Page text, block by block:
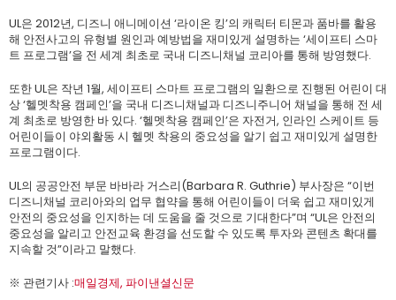
UL은 2012년, 디즈니 애니메이션 ‘라이온 킹’의 캐릭터 티몬과 품바를 활용
해 안전사고의 유형별 원인과 예방법을 재미있게 설명하는 ‘세이프티 스마
트 프로그램’을 전 세계 최초로 국내 디즈니채널 코리아를 통해 방영했다.
또한 UL은 작년 1월, 세이프티 스마트 프로그램의 일환으로 진행된 어린이 대
상 ‘헬멧착용 캠페인’을 국내 디즈니채널과 디즈니주니어 채널을 통해 전 세
계 최초로 방영한 바 있다. ‘헬멧착용 캠페인’은 자전거, 인라인 스케이트 등
어린이들이 야외활동 시 헬멧 착용의 중요성을 알기 쉽고 재미있게 설명한
프로그램이다.
UL의 공공안전 부문 바바라 거스리(Barbara R. Guthrie) 부사장은 “이번
디즈니채널 코리아와의 업무 협약을 통해 어린이들이 더욱 쉽고 재미있게
안전의 중요성을 인지하는 데 도움을 줄 것으로 기대한다”며 “UL은 안전의
중요성을 알리고 안전교육 환경을 선도할 수 있도록 투자와 콘텐츠 확대를
지속할 것”이라고 말했다.
※ 관련기사 :매일경제, 파이낸셜신문